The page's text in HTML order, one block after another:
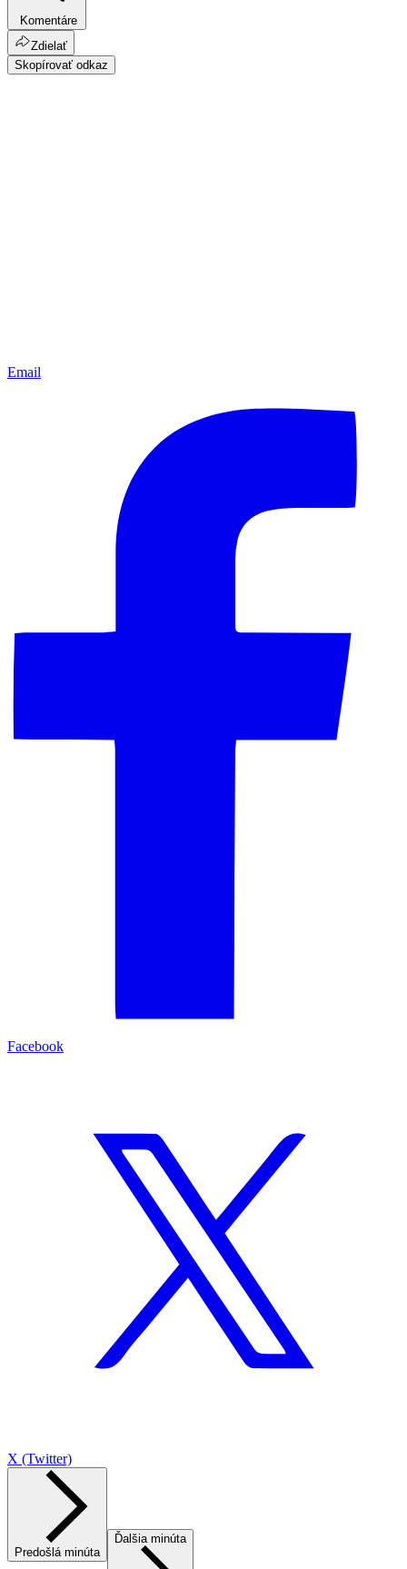
Komentáre
Zdielať
Skopírovať odkaz
Email
Facebook
X (Twitter)
Predošlá minúta
Ďalšia minúta